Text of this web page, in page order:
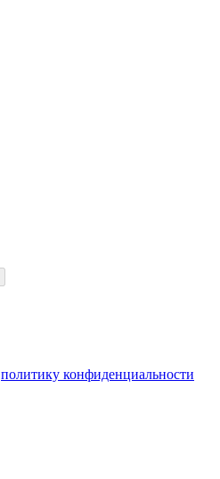
политику конфиденциальности